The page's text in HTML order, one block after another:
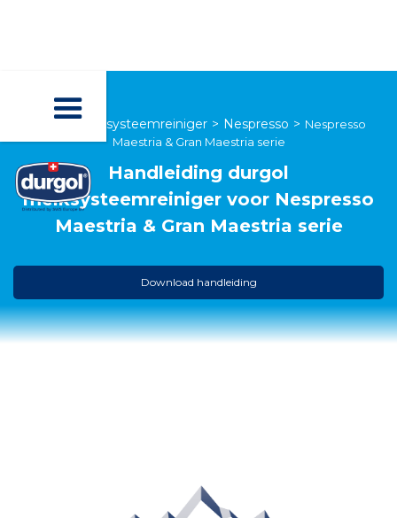
durgol melksysteemreiniger > Nespresso > Nespresso
Maestria & Gran Maestria serie
Handleiding durgol
melksysteemreiniger voor Nespresso
Maestria & Gran Maestria serie
Download handleiding